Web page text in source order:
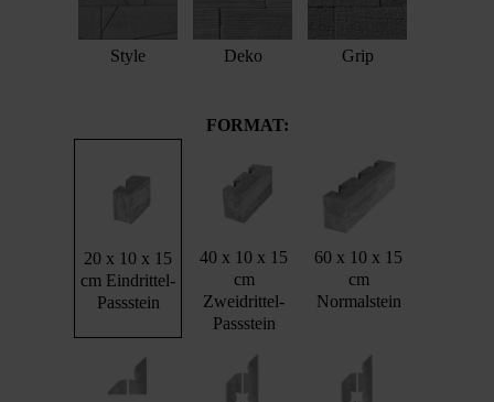
Style Deko Grip
FORMAT:
20 x 10 x 15
cm Eindrittel-
Passstein
40 x 10 x 15
cm
Zweidrittel-
Passstein
60 x 10 x 15
cm
Normalstein